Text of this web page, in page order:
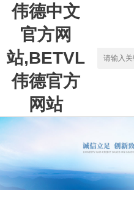
伟德中文
官方网
站,BETVLCTOR
伟德官方
网站